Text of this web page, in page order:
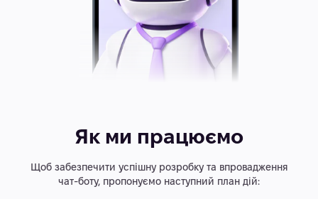
Як ми працюємо
Щоб забезпечити успішну розробку та впровадження
чат-боту, пропонуємо наступний план дій: